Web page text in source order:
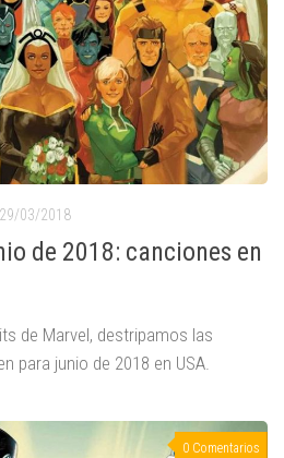
29/03/2018
de 2018: canciones en
de Marvel, destripamos las
para junio de 2018 en USA.
0 Comentarios